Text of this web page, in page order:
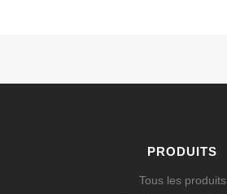
PRODUITS
Tous les produits